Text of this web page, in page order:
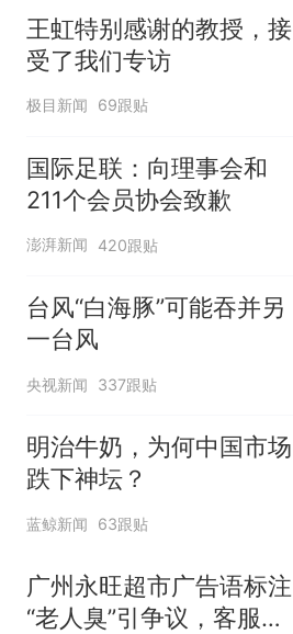
味道很好
王虹特别感谢的教授，接
受了我们专访
极目新闻 69跟贴
国际足联：向理事会和
211个会员协会致歉
澎湃新闻 420跟贴
台风“白海豚”可能吞并另
一台风
央视新闻 337跟贴
明治牛奶，为何中国市场
跌下神坛？
蓝鲸新闻 63跟贴
广州永旺超市广告语标注
“老人臭”引争议，客服回